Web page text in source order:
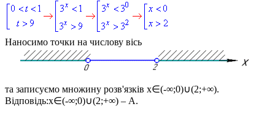
Наносимо точки на числову вісь
та записуємо множину розв'язків x∈(-∞;0)∪(2;+∞).
Відповідь:x∈(-∞;0)∪(2;+∞) – А.